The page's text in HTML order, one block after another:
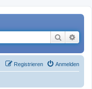
Suche
Anmelden
Registrieren